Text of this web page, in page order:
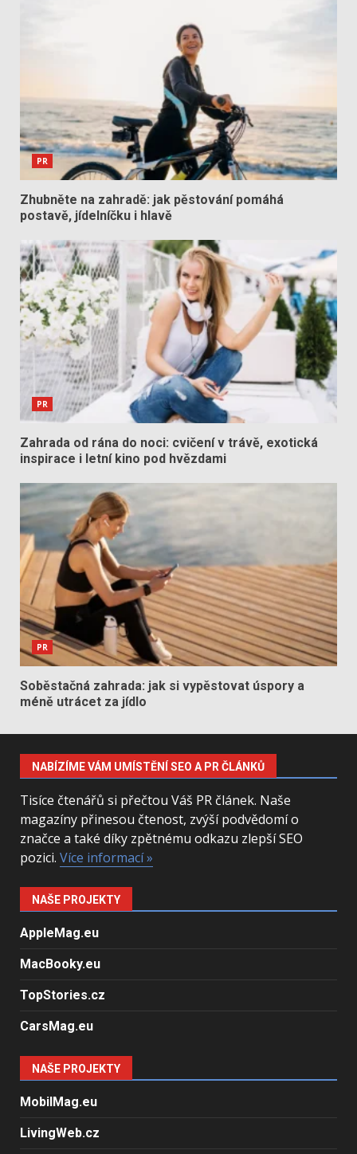
PR
Zhubněte na zahradě: jak pěstování pomáhá
postavě, jídelníčku i hlavě
PR
Zahrada od rána do noci: cvičení v trávě, exotická
inspirace i letní kino pod hvězdami
PR
Soběstačná zahrada: jak si vypěstovat úspory a
méně utrácet za jídlo
NABÍZÍME VÁM UMÍSTĚNÍ SEO A PR ČLÁNKŮ
Tisíce čtenářů si přečtou Váš PR článek. Naše
magazíny přinesou čtenost, zvýší podvědomí o
značce a také díky zpětnému odkazu zlepší SEO
pozici. Více informací »
NAŠE PROJEKTY
AppleMag.eu
MacBooky.eu
TopStories.cz
CarsMag.eu
NAŠE PROJEKTY
MobilMag.eu
LivingWeb.cz